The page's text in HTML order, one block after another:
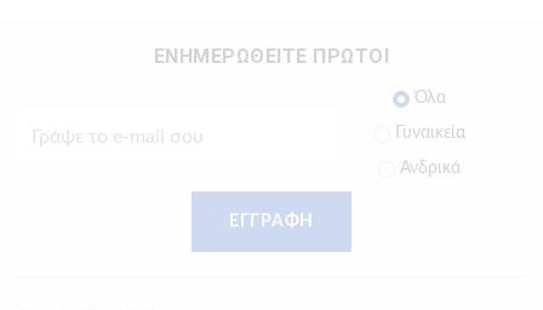
ΕΝΗΜΕΡΩΘΕΙΤΕ ΠΡΩΤΟΙ
Όλα
Γυναικεία
Ανδρικά
ΕΓΓΡΑΦΗ